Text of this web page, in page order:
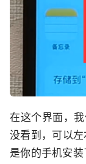
在这个界面，
没看到，可以
是你的手机安